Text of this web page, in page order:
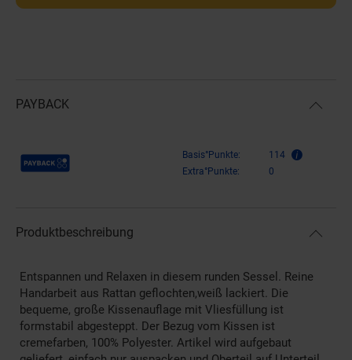
PAYBACK
Payback Punkte Basis°Punkte:
114
Extra°Punkte:
0
Produktbeschreibung
Entspannen und Relaxen in diesem runden Sessel. Reine
Handarbeit aus Rattan geflochten,weiß lackiert. Die
bequeme, große Kissenauflage mit Vliesfüllung ist
formstabil abgesteppt. Der Bezug vom Kissen ist
cremefarben, 100% Polyester. Artikel wird aufgebaut